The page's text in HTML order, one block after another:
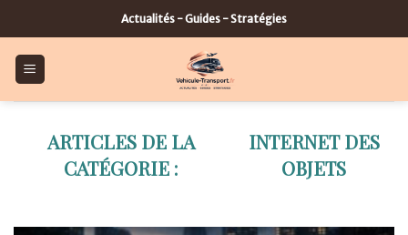
to
content
Actualités - Guides - Stratégies
INTERNET DES
OBJETS